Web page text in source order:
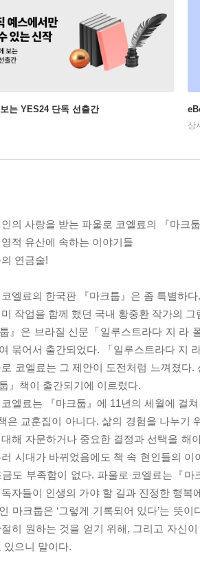
는 YES24 단독 선출간
상
의 사랑을 받는 파울로 코엘료의 『마크
적 유산에 속하는 이야기들
연금술!
엘료의 한국판 『마크툽』은 좀 특별하
작업을 함께 했던 국내 황중환 작가의
툽』은 브라질 신문「일루스트라다 지 라
묶어서 출간되었다. 「일루스트라다 지
코엘료는 그 제안이 도전처럼 느껴졌다
툽』책이 출간되기에 이르렀다.
엘료는 『마크툽』에 11년의 세월에 걸
은 교훈집이 아니다. 삶의 경험을 나누기
해 자문하거나 중요한 결정과 선택을 해
시대가 바뀌었음에도 책 속 현인들의
금도 부족함이 없다. 파울로 코엘료는『
독자들이 인생의 가야 할 길과 진정한 행
마크툽은 ‘그렇게 기록되어 있다’는 뜻
히 원하는 것을 얻기 위해, 그리고 자신
있으니 말이다.